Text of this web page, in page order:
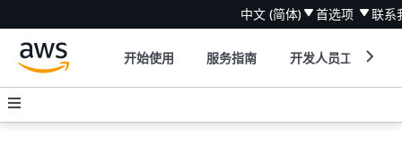
中文 (简体) 首选项 联系
开始使用 服务指南 开发人员工具